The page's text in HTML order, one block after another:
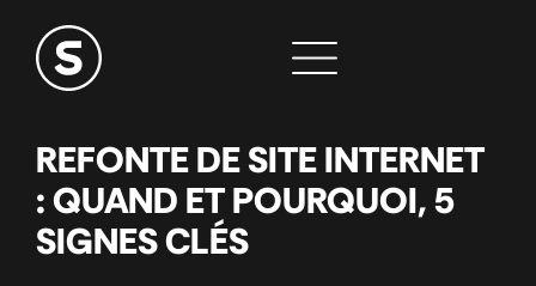
REFONTE DE SITE INTERNET
: QUAND ET POURQUOI, 5
SIGNES CLÉS